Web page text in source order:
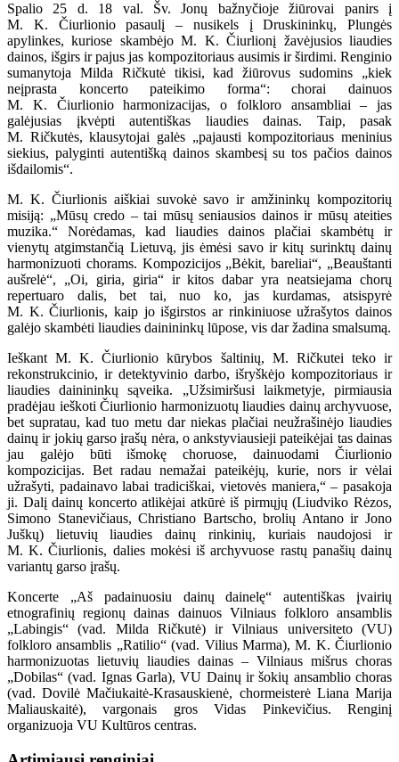
Spalio 25 d. 18 val. Šv. Jonų bažnyčioje žiūrovai panirs į
M. K. Čiurlionio pasaulį – nusikels į Druskininkų, Plungės
apylinkes, kuriose skambėjo M. K. Čiurlionį žavėjusios liaudies
dainos, išgirs ir pajus jas kompozitoriaus ausimis ir širdimi. Renginio
sumanytoja Milda Ričkutė tikisi, kad žiūrovus sudomins „kiek
neįprasta koncerto pateikimo forma“: chorai dainuos
M. K. Čiurlionio harmonizacijas, o folkloro ansambliai – jas
galėjusias įkvėpti autentiškas liaudies dainas. Taip, pasak
M. Ričkutės, klausytojai galės „pajausti kompozitoriaus meninius
siekius, palyginti autentišką dainos skambesį su tos pačios dainos
išdailomis“.
M. K. Čiurlionis aiškiai suvokė savo ir amžininkų kompozitorių
misiją: „Mūsų credo – tai mūsų seniausios dainos ir mūsų ateities
muzika.“ Norėdamas, kad liaudies dainos plačiai skambėtų ir
vienytų atgimstančią Lietuvą, jis ėmėsi savo ir kitų surinktų dainų
harmonizuoti chorams. Kompozicijos „Bėkit, bareliai“, „Beauštanti
aušrelė“, „Oi, giria, giria“ ir kitos dabar yra neatsiejama chorų
repertuaro dalis, bet tai, nuo ko, jas kurdamas, atsispyrė
M. K. Čiurlionis, kaip jo išgirstos ar rinkiniuose užrašytos dainos
galėjo skambėti liaudies dainininkų lūpose, vis dar žadina smalsumą.
Ieškant M. K. Čiurlionio kūrybos šaltinių, M. Ričkutei teko ir
rekonstrukcinio, ir detektyvinio darbo, išryškėjo kompozitoriaus ir
liaudies dainininkų sąveika. „Užsimiršusi laikmetyje, pirmiausia
pradėjau ieškoti Čiurlionio harmonizuotų liaudies dainų archyvuose,
bet supratau, kad tuo metu dar niekas plačiai neužrašinėjo liaudies
dainų ir jokių garso įrašų nėra, o ankstyviausieji pateikėjai tas dainas
jau galėjo būti išmokę choruose, dainuodami Čiurlionio
kompozicijas. Bet radau nemažai pateikėjų, kurie, nors ir vėlai
užrašyti, padainavo labai tradiciškai, vietovės maniera,“ – pasakoja
ji. Dalį dainų koncerto atlikėjai atkūrė iš pirmųjų (Liudviko Rėzos,
Simono Stanevičiaus, Christiano Bartscho, brolių Antano ir Jono
Juškų) lietuvių liaudies dainų rinkinių, kuriais naudojosi ir
M. K. Čiurlionis, dalies mokėsi iš archyvuose rastų panašių dainų
variantų garso įrašų.
Koncerte „Aš padainuosiu dainų dainelę“ autentiškas įvairių
etnografinių regionų dainas dainuos Vilniaus folkloro ansamblis
„Labingis“ (vad. Milda Ričkutė) ir Vilniaus universiteto (VU)
folkloro ansamblis „Ratilio“ (vad. Vilius Marma), M. K. Čiurlionio
harmonizuotas lietuvių liaudies dainas – Vilniaus mišrus choras
„Dobilas“ (vad. Ignas Garla), VU Dainų ir šokių ansamblio choras
(vad. Dovilė Mačiukaitė-Krasauskienė, chormeisterė Liana Marija
Maliauskaitė), vargonais gros Vidas Pinkevičius. Renginį
organizuoja VU Kultūros centras.